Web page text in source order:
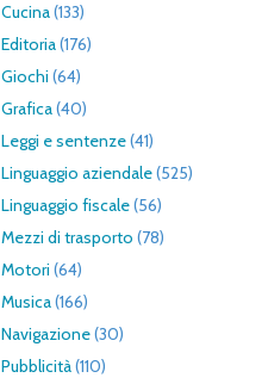
Cucina(133)
Editoria(176)
Giochi (64)
Grafica(40)
Leggi e sentenze(41)
Linguaggio aziendale(525)
Linguaggio fiscale(56)
Mezzi di trasporto (78)
Motori (64)
Musica(166)
Navigazione(30)
Pubblicità(110)